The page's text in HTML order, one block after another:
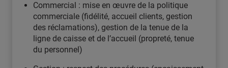
Commercial : mise en œuvre de la politique
commerciale (fidélité, accueil clients, gestion
des réclamations), gestion de la tenue de la
ligne de caisse et de l’accueil (propreté, tenue
du personnel)